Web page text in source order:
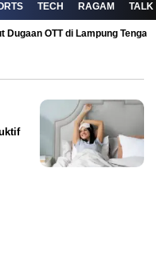
TECH RAGAM TALK
OTT di Lampung